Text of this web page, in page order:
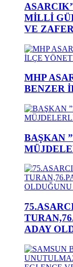
MİLLİ
VE
MHP
BENZER
BAŞKAN
ADAY